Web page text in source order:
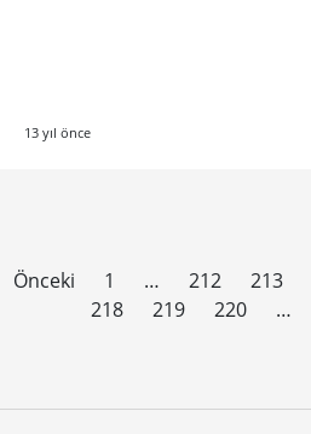
13 yıl önce
Önceki 1 … 212 213
218
219 220 …